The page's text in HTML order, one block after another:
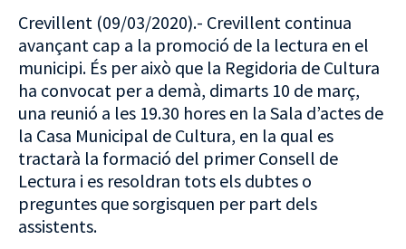
Crevillent (09/03/2020).- Crevillent continua
avançant cap a la promoció de la lectura en el
municipi. És per això que la Regidoria de Cultura
ha convocat per a demà, dimarts 10 de març,
una reunió a les 19.30 hores en la Sala d’actes de
la Casa Municipal de Cultura, en la qual es
tractarà la formació del primer Consell de
Lectura i es resoldran tots els dubtes o
preguntes que sorgisquen per part dels
assistents.